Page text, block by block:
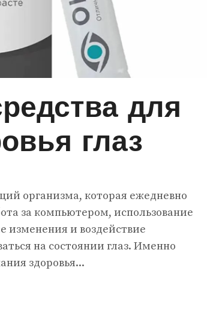
для
глаз
организма, которая ежедневно
за компьютером, использование
изменения и воздействие
на состоянии глаз. Именно
здоровья...